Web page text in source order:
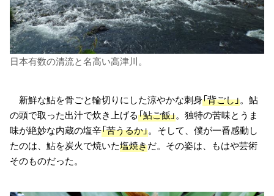
日本有数の清流と名高い高津川。
新鮮な鮎を骨ごと輪切りにした涼やかな刺身「背ごし」。鮎
の頭で取った出汁で炊き上げる「鮎ご飯」。独特の苦味とうま
味が絶妙な内蔵の塩辛「苦うるか」。そして、僕が一番感動し
たのは、鮎を炭火で焼いた塩焼きだ。その姿は、もはや芸術
そのものだった。